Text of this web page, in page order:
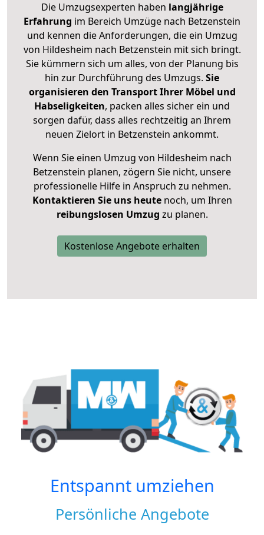
Die Umzugsexperten haben langjährige
Erfahrung im Bereich Umzüge nach Betzenstein
und kennen die Anforderungen, die ein Umzug
von Hildesheim nach Betzenstein mit sich bringt.
Sie kümmern sich um alles, von der Planung bis
hin zur Durchführung des Umzugs. Sie
organisieren den Transport Ihrer Möbel und
Habseligkeiten, packen alles sicher ein und
sorgen dafür, dass alles rechtzeitig an Ihrem
neuen Zielort in Betzenstein ankommt.
Wenn Sie einen Umzug von Hildesheim nach
Betzenstein planen, zögern Sie nicht, unsere
professionelle Hilfe in Anspruch zu nehmen.
Kontaktieren Sie uns heutenoch, um Ihren
reibungslosen Umzug zu planen.
Kostenlose Angebote erhalten
Entspannt umziehen
Persönliche Angebote